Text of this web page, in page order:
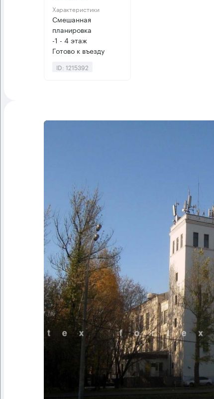
Характеристики
Смешанная
планировка
-1 - 4 этаж
Готово к въезду
ID: 1215392